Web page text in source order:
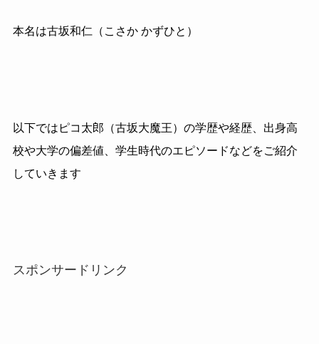
本名は古坂和仁（こさか かずひと）
以下ではピコ太郎（古坂大魔王）の学歴や経歴、出身高
校や大学の偏差値、学生時代のエピソードなどをご紹介
していきます
スポンサードリンク